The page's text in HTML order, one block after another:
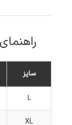
سایز
L
XL